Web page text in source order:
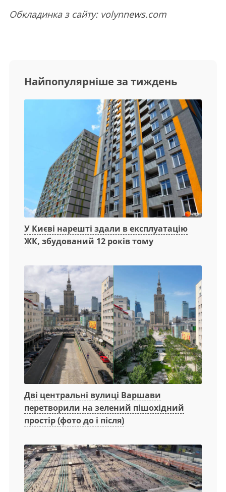
Обкладинка з сайту: volynnews.com
Найпопулярніше за тиждень
У Києві нарешті здали в експлуатацію
ЖК, збудований 12 років тому
Дві центральні вулиці Варшави
перетворили на зелений пішохідний
простір (фото до і після)